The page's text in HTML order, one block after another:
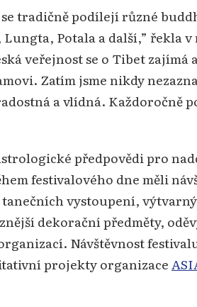
tradičně podílejí různé
Potala a další,” řekla
veřejnost se o Tibet zajímá
Zatím jsme nikdy
a vlídná. Každoročně
předpovědi pro
festivalového dne měli
vystoupení,
dekorační předměty,
Návštěvnost
projekty organizace